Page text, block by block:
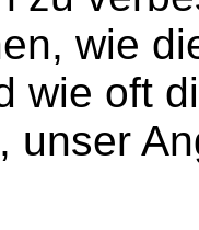
wie
wie oft
unser